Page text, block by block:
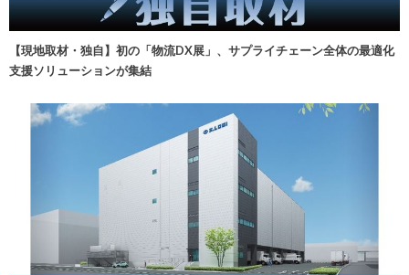
【現地取材・独自】初の「物流DX展」、サプライチェーン全体の最適化
支援ソリューションが集結